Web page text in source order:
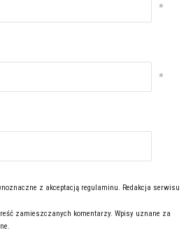
*
*
z akceptacją regulaminu . Redakcja serwisu
zamieszczanych komentarzy. Wpisy uznane za